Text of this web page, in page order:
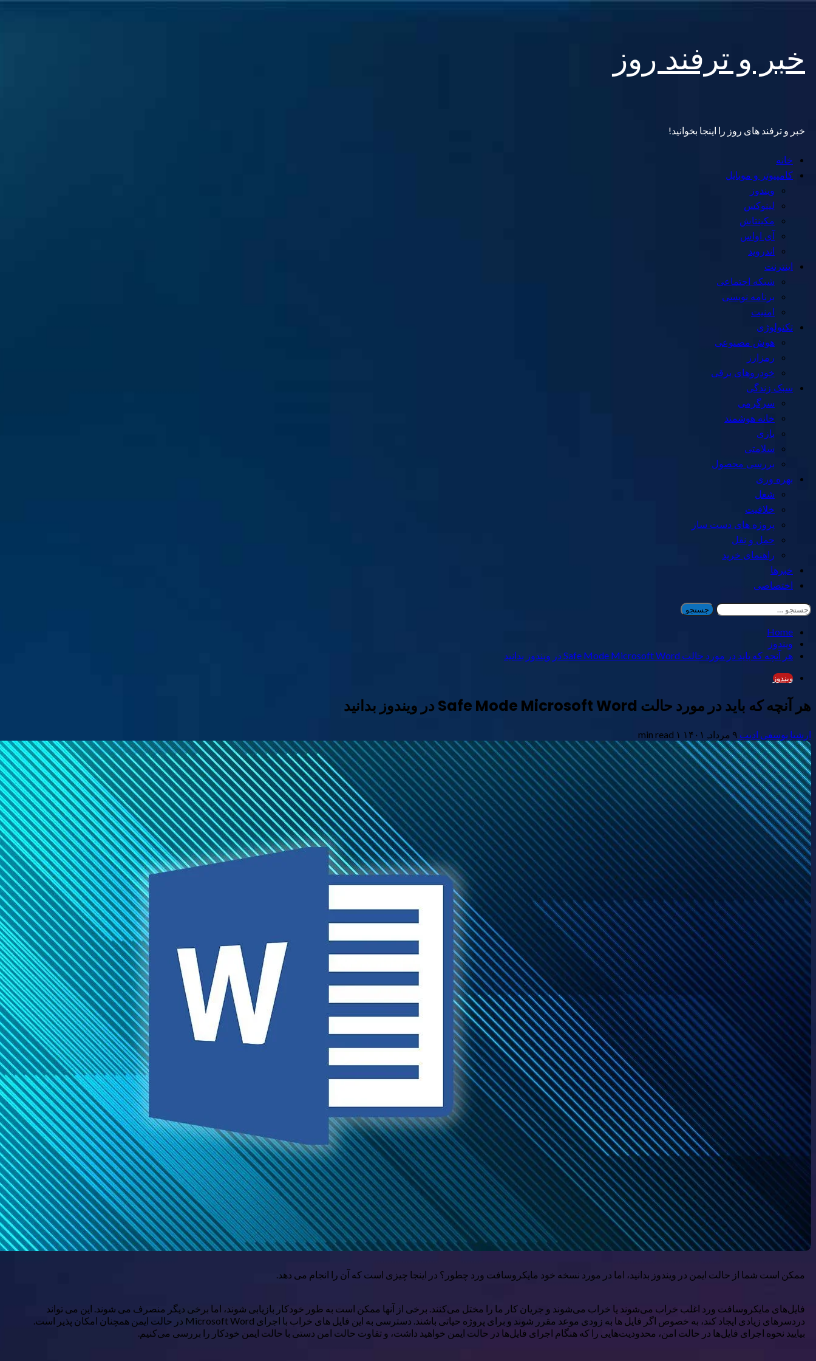
content
خبر و ترفند روز
خبر و ترفند های روز را اینجا بخوانید!
Primary
Menu
خانه
کامپیوتر و موبایل
ویندوز
لینوکس
مکینتاش
آی اواس
اندروید
اینترنت
شبکه اجتماعی
برنامه نویسی
امنیت
تکنولوژی
هوش مصنوعی
رمزارز
خودروهای برقی
سبک زندگی
سرگرمی
خانه هوشمند
بازی
سلامتی
بررسی محصول
بهره وری
شغل
خلاقیت
پروژه های دست ساز
حمل و نقل
راهنمای خرید
خبرها
اختصاصی
جستجو
برای:
Home
ویندوز
هر آنچه که باید در مورد حالت Safe Mode Microsoft Word در ویندوز بدانید
ویندوز
هر آنچه که باید در مورد حالت Safe Mode Microsoft Word در ویندوز بدانید
ارشیا یوسفی ادیب ۹ مرداد, ۱۴۰۱ ۱ min read
ممکن است شما از حالت ایمن در ویندوز بدانید، اما در مورد نسخه خود مایکروسافت ورد چطور؟ در اینجا چیزی است که آن را انجام می دهد.
فایل‌های مایکروسافت ورد اغلب خراب می‌شوند یا خراب می‌شوند و جریان کار ما را مختل می‌کنند. برخی از آنها ممکن است به طور خودکار بازیابی شوند، اما برخی دیگر منصرف می شوند. این می تواند
دردسرهای زیادی ایجاد کند، به خصوص اگر فایل ها به زودی موعد مقرر شوند و برای پروژه حیاتی باشند. دسترسی به این فایل های خراب با اجرای Microsoft Word در حالت ایمن همچنان امکان پذیر است.
بیایید نحوه اجرای فایل‌ها در حالت امن، محدودیت‌هایی را که هنگام اجرای فایل‌ها در حالت ایمن خواهید داشت، و تفاوت حالت امن دستی با حالت ایمن خودکار را بررسی می‌کنیم.